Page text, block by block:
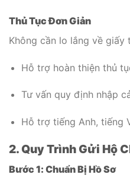
Thủ Tục Đơn Giản
Không cần lo lắng về giấy
Hỗ trợ hoàn thiện thủ
Tư vấn quy định nhập
Hỗ trợ tiếng Anh, tiếng
2. Quy Trình Gửi Hộ
Bước 1: Chuẩn Bị Hồ Sơ